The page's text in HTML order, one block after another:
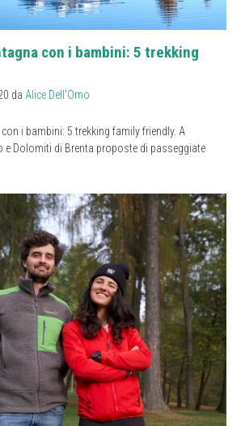
con i bambini: 5 trekking
da Alice Dell'Omo
i bambini: 5 trekking family friendly. A
e Dolomiti di Brenta proposte di passeggiate